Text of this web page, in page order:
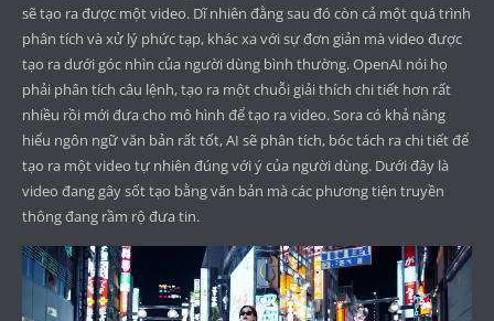
sẽ tạo ra được một video. Dĩ nhiên đằng sau đó còn cả một quá trình
phân tích và xử lý phức tạp, khác xa với sự đơn giản mà video được
tạo ra dưới góc nhìn của người dùng bình thường. OpenAI nói họ
phải phân tích câu lệnh, tạo ra một chuỗi giải thích chi tiết hơn rất
nhiều rồi mới đưa cho mô hình để tạo ra video. Sora có khả năng
hiểu ngôn ngữ văn bản rất tốt, AI sẽ phân tích, bóc tách ra chi tiết để
tạo ra một video tự nhiên đúng với ý của người dùng. Dưới đây là
video đang gây sốt tạo bằng văn bản mà các phương tiện truyền
thông đang rầm rộ đưa tin.